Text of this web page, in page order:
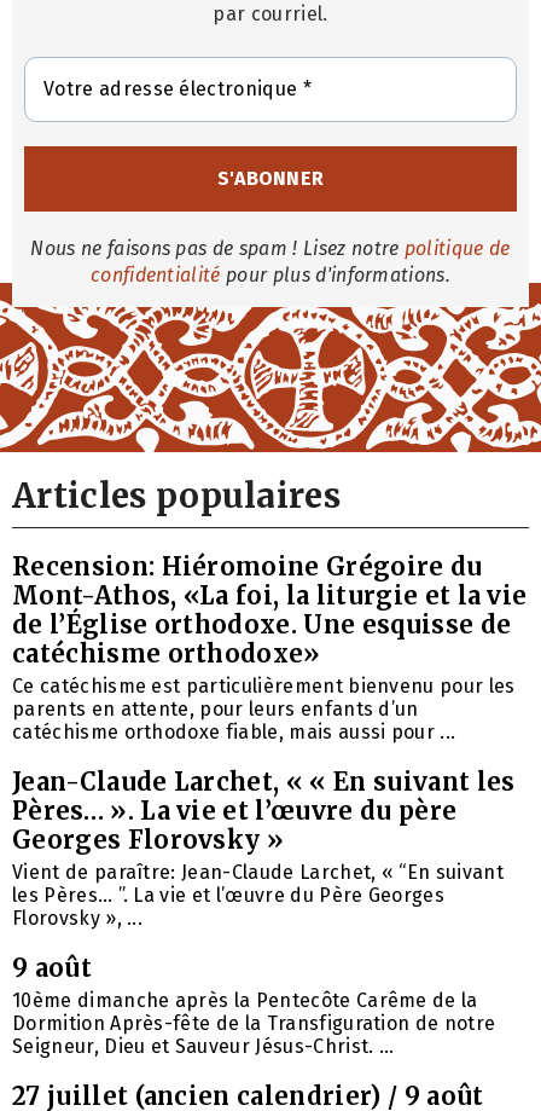
par courriel.
Nous ne faisons pas de spam ! Lisez notre politique de
confidentialité pour plus d'informations.
Articles populaires
Recension: Hiéromoine Grégoire du
Mont-Athos, «La foi, la liturgie et la vie
de l’Église orthodoxe. Une esquisse de
catéchisme orthodoxe»
Ce catéchisme est particulièrement bienvenu pour les
parents en attente, pour leurs enfants d’un
catéchisme orthodoxe fiable, mais aussi pour ...
Jean-Claude Larchet, « « En suivant les
Pères… ». La vie et l’œuvre du père
Georges Florovsky »
Vient de paraître: Jean-Claude Larchet, « “En suivant
les Pères… ”. La vie et l’œuvre du Père Georges
Florovsky », ...
9 août
10ème dimanche après la Pentecôte Carême de la
Dormition Après-fête de la Transfiguration de notre
Seigneur, Dieu et Sauveur Jésus-Christ. ...
27 juillet (ancien calendrier) / 9 août